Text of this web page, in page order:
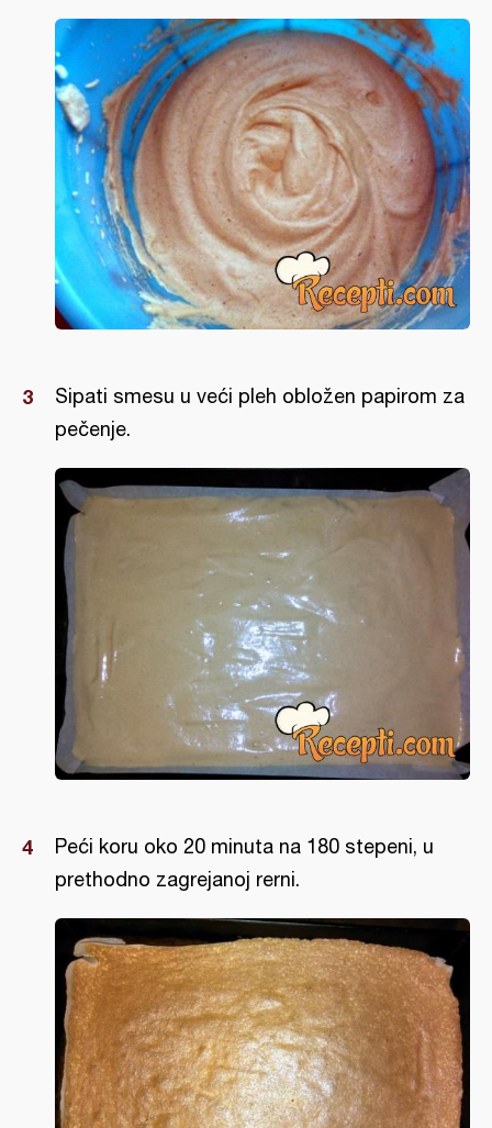
Sipati smesu u veći pleh obložen papirom za
pečenje.
Peći koru oko 20 minuta na 180 stepeni, u
prethodno zagrejanoj rerni.